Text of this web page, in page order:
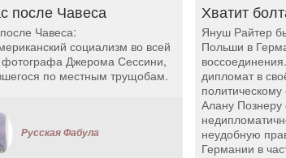
после Чавеса
Чавеса:
социализм во всей
фотографа Джерома Сессини,
по местным трущобам.
Русская Фабула
Хватит
Януш Райтер
Польши в
дипломат в
Алану
неудобную
Германии в